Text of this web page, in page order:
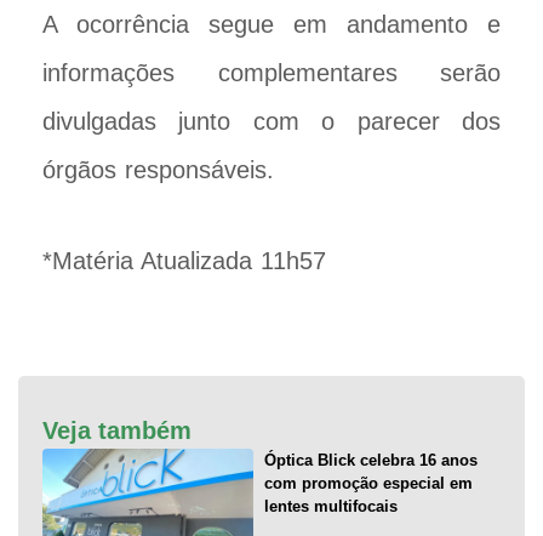
A ocorrência segue em andamento e
informações complementares serão
divulgadas junto com o parecer dos
órgãos responsáveis.
*Matéria Atualizada 11h57
Veja também
Óptica Blick celebra 16 anos
com promoção especial em
lentes multifocais